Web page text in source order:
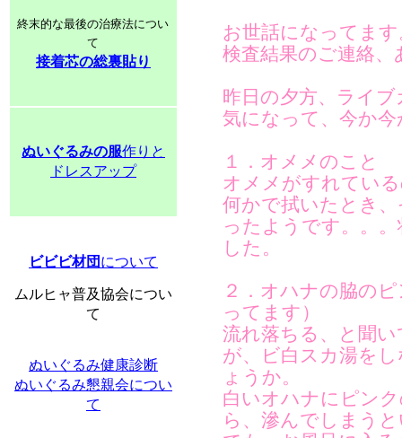
終末的な最後の治療法につい
て
接着芯の総裏貼り
ぬいぐるみの服作りと
ドレスアップ
ビビビ材団 について
ムルヒャ普及協会につい
て
ぬいぐるみ健康診断
ぬいぐるみ懇親会につい
て
お世話になってます
検査結果のご連絡
昨日の夕方、ライ
気になって、今か
１．オメメのこと
オメメがすれてい
何かで拭いたとき
ったようです。。
した。
２．オハナの脇の
ってます）
流れ落ちる、と聞
が、ビ白スカ湯を
ょうか。
白いオハナにピン
ら、滲んでしまう